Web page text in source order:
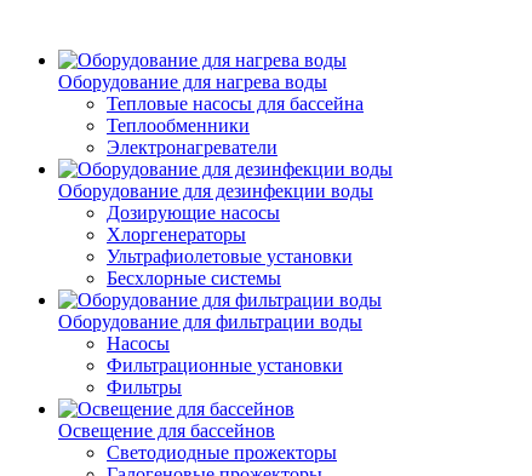
Оборудование для нагрева воды
Тепловые насосы для бассейна
Теплообменники
Электронагреватели
Оборудование для дезинфекции воды
Дозирующие насосы
Хлоргенераторы
Ультрафиолетовые установки
Бесхлорные системы
Оборудование для фильтрации воды
Насосы
Фильтрационные установки
Фильтры
Освещение для бассейнов
Светодиодные прожекторы